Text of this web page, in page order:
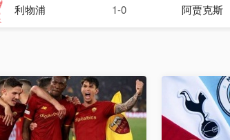
利物浦 1-0 阿贾克斯